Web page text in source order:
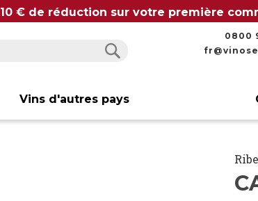
10 € de réduction sur votre première
0800
Vins d'autres pays